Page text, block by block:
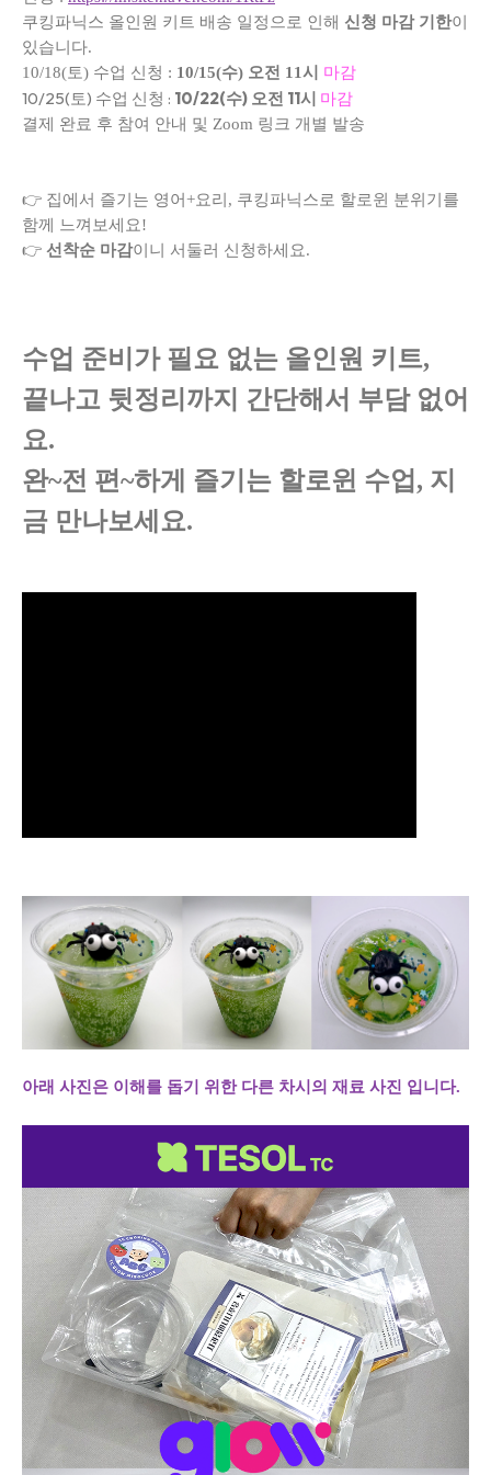
쿠킹파닉스 올인원 키트 배송 일정으로 인해 신청 마감 기한이
있습니다.
10/18(토) 수업 신청 : 10/15(수) 오전 11시 마감
10/25(토) 수업 신청 : 10/22(수) 오전 11시 마감
결제 완료 후 참여 안내 및 Zoom 링크 개별 발송
👉 집에서 즐기는 영어+요리, 쿠킹파닉스로 할로윈 분위기를
함께 느껴보세요!
👉 선착순 마감이니 서둘러 신청하세요.
수업 준비가 필요 없는 올인원 키트,
끝나고 뒷정리까지 간단해서 부담 없어
요.
완~전 편~하게 즐기는 할로윈 수업, 지
금 만나보세요.
아래 사진은 이해를 돕기 위한 다른 차시의 재료 사진 입니다.